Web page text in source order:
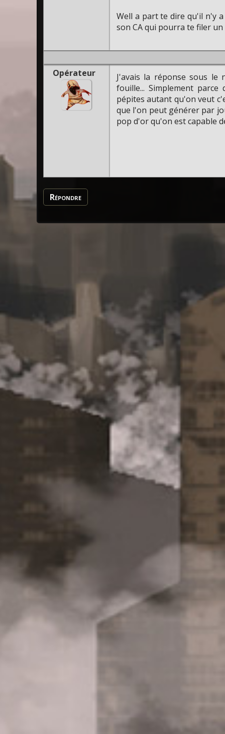
Well a part te dire qu'il n'y a
son CA qui pourra te filer
Opérateur
J'avais la réponse sous
fouille... Simplement
pépites autant qu'on veut
que l'on peut générer par
pop d'or qu'on est capable
Répondre